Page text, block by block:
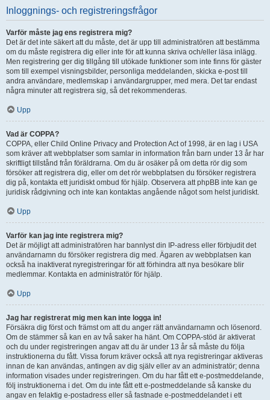
Inloggnings- och registreringsfrågor
Varför måste jag ens registrera mig?
Det är det inte säkert att du måste, det är upp till administratören att bestämma
om du måste registrera dig eller inte för att kunna skriva och/eller läsa inlägg.
Men registrering ger dig tillgång till utökade funktioner som inte finns för gäster
som till exempel visningsbilder, personliga meddelanden, skicka e-post till
andra användare, medlemskap i användargrupper, med mera. Det tar endast
några minuter att registrera sig, så det rekommenderas.
Upp
Vad är COPPA?
COPPA, eller Child Online Privacy and Protection Act of 1998, är en lag i USA
som kräver att webbplatser som samlar in information från barn under 13 år har
skriftligt tillstånd från föräldrarna. Om du är osäker på om detta rör dig som
försöker att registrera dig, eller om det rör webbplatsen du försöker registrera
dig på, kontakta ett juridiskt ombud för hjälp. Observera att phpBB inte kan ge
juridisk rådgivning och inte kan kontaktas angående något som helst juridiskt.
Upp
Varför kan jag inte registrera mig?
Det är möjligt att administratören har bannlyst din IP-adress eller förbjudit det
användarnamn du försöker registrera dig med. Ägaren av webbplatsen kan
också ha inaktiverat nyregistreringar för att förhindra att nya besökare blir
medlemmar. Kontakta en administratör för hjälp.
Upp
Jag har registrerat mig men kan inte logga in!
Försäkra dig först och främst om att du anger rätt användarnamn och lösenord.
Om de stämmer så kan en av två saker ha hänt. Om COPPA-stöd är aktiverat
och du under registreringen angav att du är under 13 år så måste du följa
instruktionerna du fått. Vissa forum kräver också att nya registreringar aktiveras
innan de kan användas, antingen av dig själv eller av an administratör; denna
information visades under registreringen. Om du har fått ett e-postmeddelande,
följ instruktionerna i det. Om du inte fått ett e-postmeddelande så kanske du
angav en felaktig e-postadress eller så fastnade e-postmeddelandet i ett